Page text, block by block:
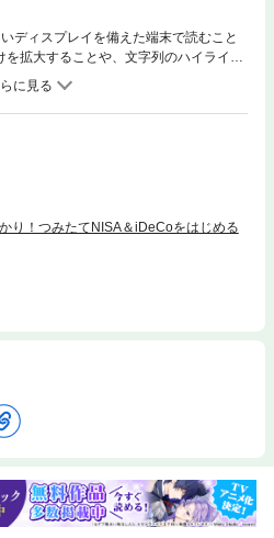
ディスプレイを備えた端末で読むこと
拡大することや、文字列のハイライ
の機能が使用できません。投資の知識ゼ
る！本書は、iDeCoをはじめるための
に解説した１冊です。【目次】CHAP
疑問を解決CHAPTER.4 丸わかり！ i
でOKだといわれますが「iDeCoって投
そもなに？」「投資信託って危なくな
て、二の足を踏んでいる人もいるでし
。投資の知識がなくても失敗せず、効率
やデメリット、口座開設の方法、商品
どについてわかりやすく紹介していま
～30代向け」「60代～向け」など世
不安を解消しましょう！※本書は「投
り！つみたてNISA＆iDeCoをはじめる